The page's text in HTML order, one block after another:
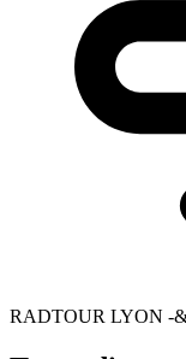
RADTOUR LYON -